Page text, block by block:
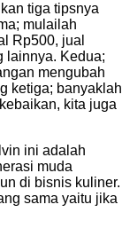
tiga tipsnya
mulailah
Rp500, jual
lainnya. Kedua;
mengubah
ketiga; banyaklah
kita juga
ini adalah
muda
di bisnis kuliner.
sama yaitu jika